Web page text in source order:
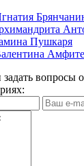
Пушкаря
вопросы